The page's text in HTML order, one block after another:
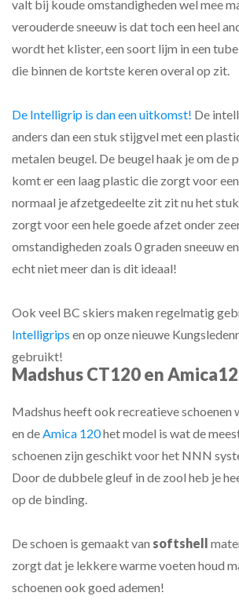
valt bij koude omstandigheden wel mee
verouderde sneeuw is dat toch een heel
wordt het klister, een soort lijm in een
die binnen de kortste keren overal op zit.
De Intelligrip is dan een uitkomst! De
anders dan een stuk stijgvel met een
metalen beugel. De beugel haak je om de
komt er een laag plastic die zorgt voor
normaal je afzetgedeelte zit zit nu het
zorgt voor een hele goede afzet onder
omstandigheden zoals 0 graden sneeuw
echt niet meer dan is dit ideaal!
Ook veel BC skiers maken regelmatig
Intelligrips en op onze nieuwe
gebruikt!
Madshus CT120 en
Madshus heeft ook recreatieve schoenen
en deAmica 120het model is wat de
schoenen zijn geschikt voor het NNN
Door de dubbele gleuf in de zool heb je
op de binding.
De schoen is gemaakt van softshell
zorgt dat je lekkere warme voeten houd
schoenen ook goed ademen!